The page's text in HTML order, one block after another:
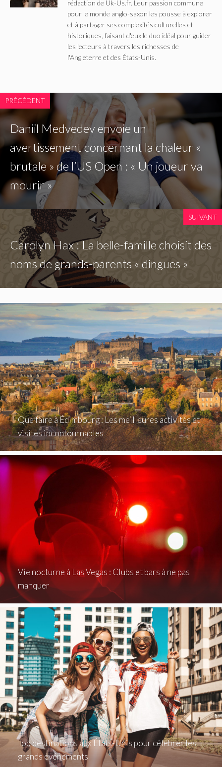
rédaction de Uk-Us.fr. Leur passion commune
pour le monde anglo-saxon les pousse à explorer
et à partager ses complexités culturelles et
historiques, faisant d'eux le duo idéal pour guider
les lecteurs à travers les richesses de
l'Angleterre et des États-Unis.
PRÉCÉDENT
Daniil Medvedev envoie un
avertissement concernant la chaleur «
brutale » de l’US Open : « Un joueur va
mourir »
SUIVANT
Carolyn Hax : La belle-famille choisit des
noms de grands-parents « dingues »
Que faire à Édimbourg : Les meilleures activités et
visites incontournables
Vie nocturne à Las Vegas : Clubs et bars à ne pas
manquer
Top destinations aux États-Unis pour célébrer les
grands événements